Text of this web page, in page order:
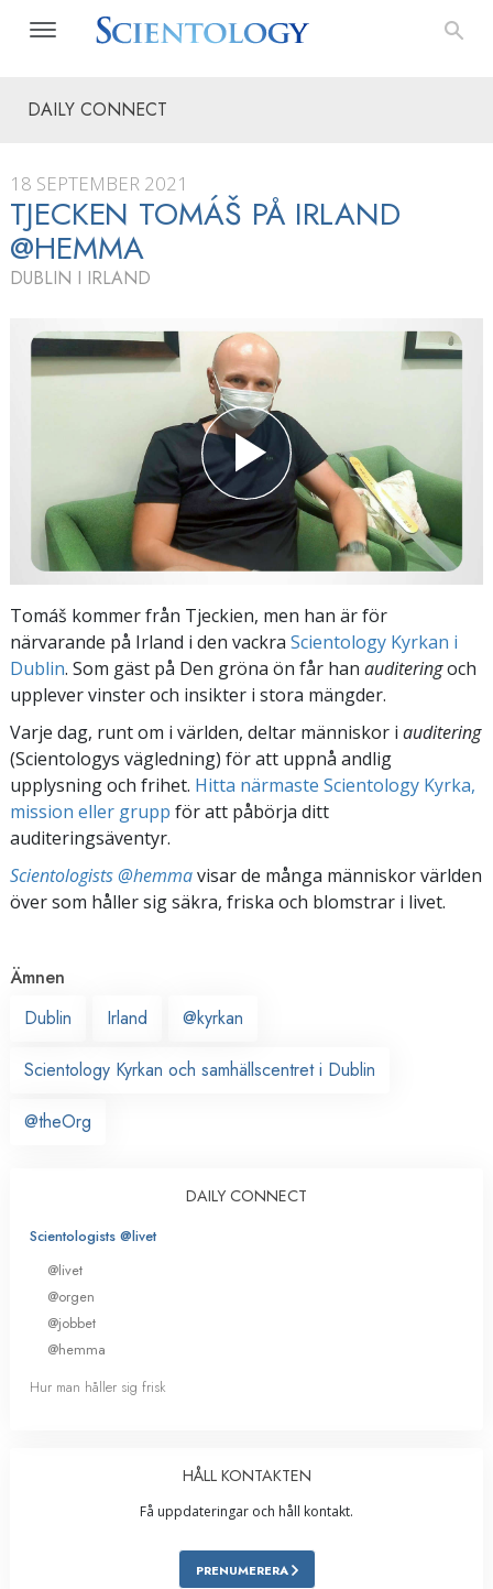
DAILY CONNECT
18 SEPTEMBER 2021
TJECKEN TOMÁŠ PÅ IRLAND
@HEMMA
DUBLIN I IRLAND
Tomáš kommer från Tjeckien, men han är för
närvarande på Irland i den vackra Scientology Kyrkan i
Dublin. Som gäst på Den gröna ön får han auditeringoch
upplever vinster och insikter i stora mängder.
Varje dag, runt om i världen, deltar människor i auditering
(Scientologys vägledning) för att uppnå andlig
upplysning och frihet. Hitta närmaste Scientology Kyrka,
mission eller grupp för att påbörja ditt
auditeringsäventyr.
Scientologists @hemmavisar de många människor världen
över som håller sig säkra, friska och blomstrar i livet.
Ämnen
Dublin
Irland @kyrkan
Scientology Kyrkan och samhällscentret i Dublin
@theOrg
DAILY CONNECT
Scientologists @livet
@livet
@orgen
@jobbet
@hemma
Hur man håller sig frisk
HÅLL KONTAKTEN
Få uppdateringar och håll kontakt.
PRENUMERERA